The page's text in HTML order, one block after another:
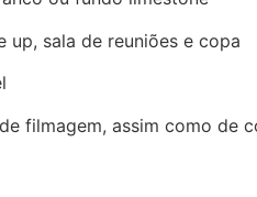
up, sala de reuniões e copa
filmagem, assim como de